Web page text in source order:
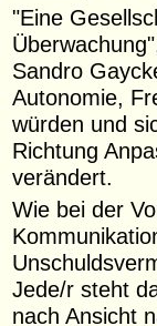
"Eine
Sandro
Autonomie,
würden und
Richtung
verändert.
Wie bei der
Jede/r steht
nach Ansicht